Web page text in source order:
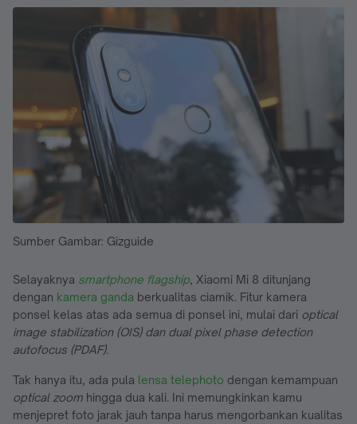
Sumber Gambar: Gizguide
Selayaknya smartphone flagship, Xiaomi Mi 8 ditunjang
dengan kamera ganda berkualitas ciamik. Fitur kamera
ponsel kelas atas ada semua di ponsel ini, mulai dari optical
image stabilization (OIS) dan dual pixel phase detection
autofocus (PDAF).
Tak hanya itu, ada pula lensa telephoto dengan kemampuan
optical zoom hingga dua kali. Ini memungkinkan kamu
menjepret foto jarak jauh tanpa harus mengorbankan kualitas